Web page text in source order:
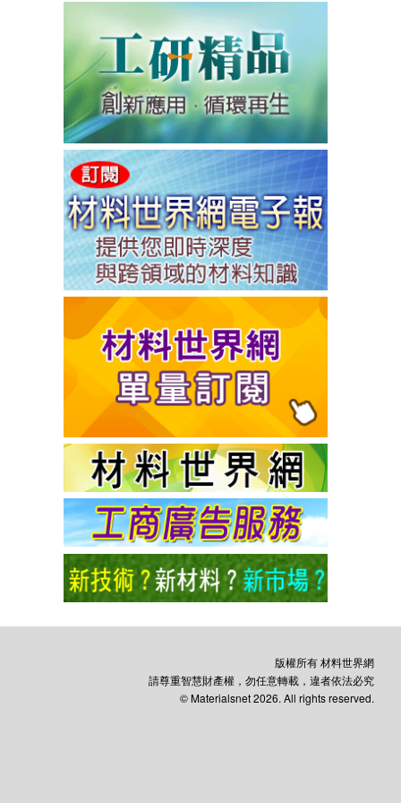
版權所有 材料世界網
請尊重智慧財產權，勿任意轉載，違者依法必究
© Materialsnet 2026. All rights reserved.